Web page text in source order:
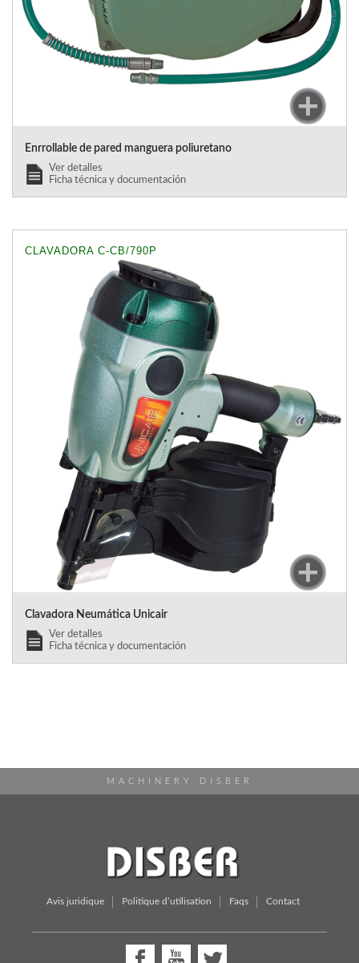
Enrrollable de pared manguera poliuretano
Ver detalles
Ficha técnica y documentación
CLAVADORA C-CB/790P
Clavadora Neumática Unicair
Ver detalles
Ficha técnica y documentación
MACHINERY DISBER
Avis juridique Politique d’utilisation Faqs Contact